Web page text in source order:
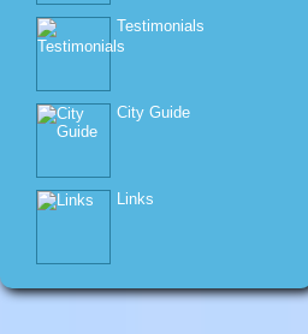
Testimonials
City Guide
Links